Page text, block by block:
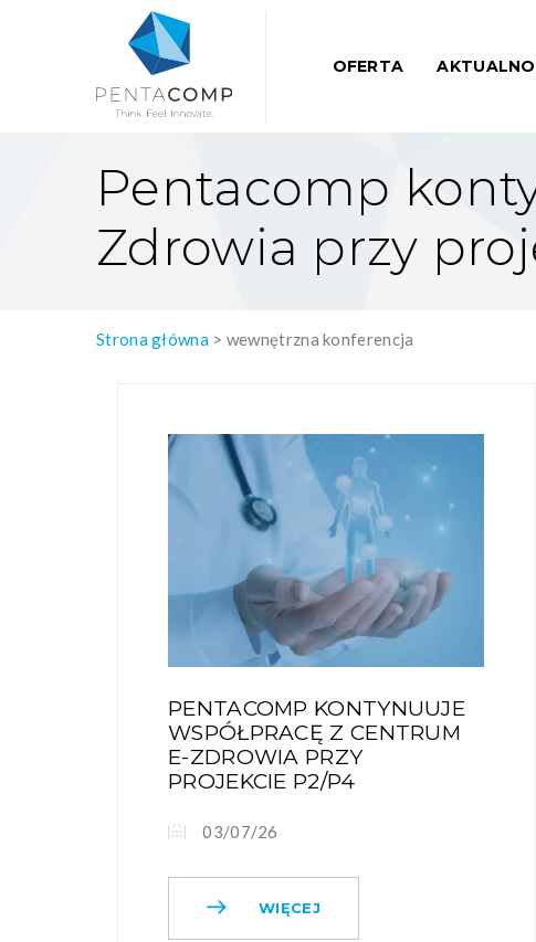
OFERTA
Pentacomp
Zdrowia przy
Strona główna> wewnętrzna konferencja
PENTACOMP KONTYNUUJE
WSPÓŁPRACĘ Z CENTRUM
E-ZDROWIA PRZY
PROJEKCIE P2/P4
03/07/26
WIĘCEJ